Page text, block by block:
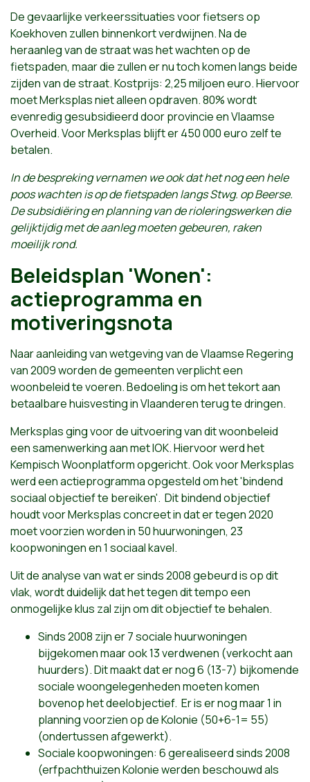
De gevaarlijke verkeerssituaties voor fietsers op
Koekhoven zullen binnenkort verdwijnen. Na de
heraanleg van de straat was het wachten op de
fietspaden, maar die zullen er nu toch komen langs beide
zijden van de straat. Kostprijs: 2,25 miljoen euro. Hiervoor
moet Merksplas niet alleen opdraven. 80% wordt
evenredig gesubsidieerd door provincie en Vlaamse
Overheid. Voor Merksplas blijft er 450 000 euro zelf te
betalen.
In de bespreking vernamen we ook dat het nog een hele
poos wachten is op de fietspaden langs Stwg. op Beerse.
De subsidiëring en planning van de rioleringswerken die
gelijktijdig met de aanleg moeten gebeuren, raken
moeilijk rond.
Beleidsplan 'Wonen':
actieprogramma en
motiveringsnota
Naar aanleiding van wetgeving van de Vlaamse Regering
van 2009 worden de gemeenten verplicht een
woonbeleid te voeren. Bedoeling is om het tekort aan
betaalbare huisvesting in Vlaanderen terug te dringen.
Merksplas ging voor de uitvoering van dit woonbeleid
een samenwerking aan met IOK. Hiervoor werd het
Kempisch Woonplatform opgericht. Ook voor Merksplas
werd een actieprogramma opgesteld om het 'bindend
sociaal objectief te bereiken'. Dit bindend objectief
houdt voor Merksplas concreet in dat er tegen 2020
moet voorzien worden in 50 huurwoningen, 23
koopwoningen en 1 sociaal kavel.
Uit de analyse van wat er sinds 2008 gebeurd is op dit
vlak, wordt duidelijk dat het tegen dit tempo een
onmogelijke klus zal zijn om dit objectief te behalen.
Sinds 2008 zijn er 7 sociale huurwoningen
bijgekomen maar ook 13 verdwenen (verkocht aan
huurders). Dit maakt dat er nog 6 (13-7) bijkomende
sociale woongelegenheden moeten komen
bovenop het deelobjectief. Er is er nog maar 1 in
planning voorzien op de Kolonie (50+6-1= 55)
(ondertussen afgewerkt).
Sociale koopwoningen: 6 gerealiseerd sinds 2008
(erfpachthuizen Kolonie werden beschouwd als